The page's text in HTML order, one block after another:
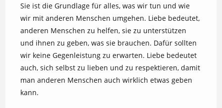
Sie ist die Grundlage für alles, was wir tun und wie
wir mit anderen Menschen umgehen. Liebe bedeutet,
anderen Menschen zu helfen, sie zu unterstützen
und ihnen zu geben, was sie brauchen. Dafür sollten
wir keine Gegenleistung zu erwarten. Liebe bedeutet
auch, sich selbst zu lieben und zu respektieren, damit
man anderen Menschen auch wirklich etwas geben
kann.